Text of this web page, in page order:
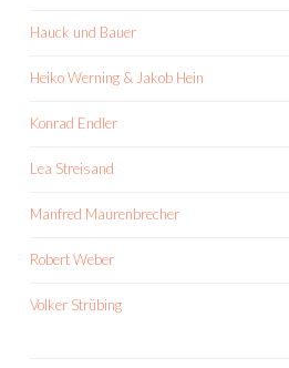
Hauck und Bauer
Heiko Werning & Jakob Hein
Konrad Endler
Lea Streisand
Manfred Maurenbrecher
Robert Weber
Volker Strübing